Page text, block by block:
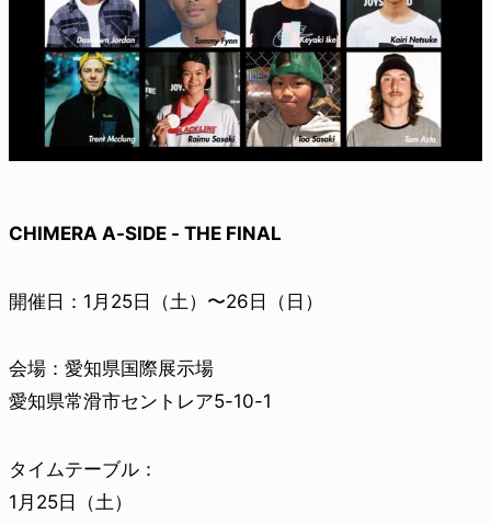
CHIMERA A-SIDE - THE FINAL
開催日：1月25日（土）〜26日（日）
会場：愛知県国際展示場
愛知県常滑市セントレア5-10-1
タイムテーブル：
1月25日（土）